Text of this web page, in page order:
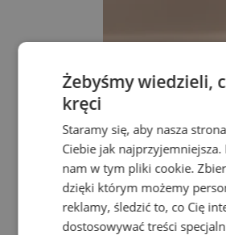
Żebyśmy wiedzieli,
kręci
Staramy się, aby nasza
Ciebie jak najprzyjemniejsza.
nam w tym pliki cookie.
dzięki którym możemy
reklamy, śledzić to, co Cię
dostosowywać treści